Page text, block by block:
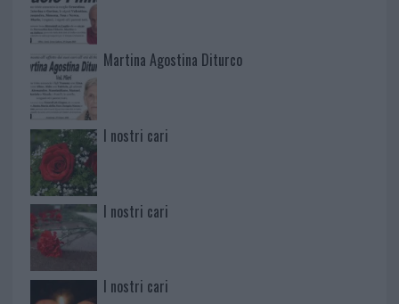
Martina Agostina Diturco
I nostri cari
I nostri cari
I nostri cari